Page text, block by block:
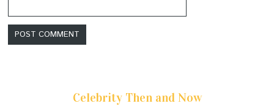
Celebrity Then and Now